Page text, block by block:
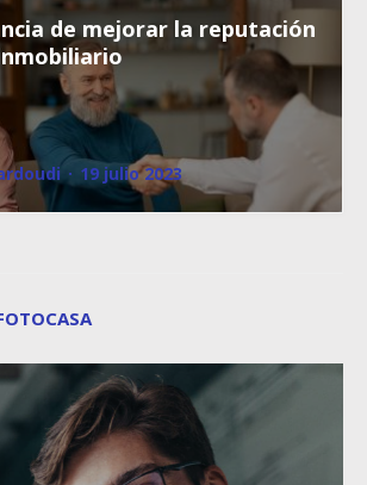
de mejorar la reputación
· 19 julio 2023